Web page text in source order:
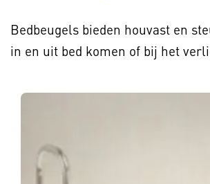
Bedbeugels bieden houvast en
in en uit bed komen of bij het